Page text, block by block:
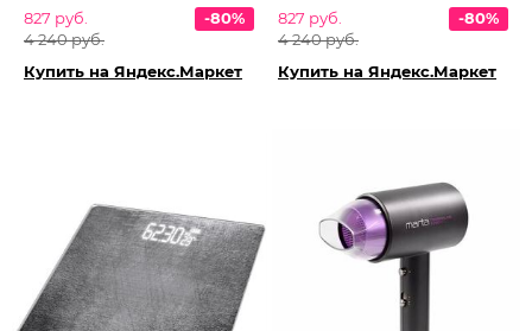
827 руб.
4 240 руб.
-80%
Купить на Яндекс.Маркет
827 руб.
4 240 руб.
-80%
Купить на Яндекс.Маркет